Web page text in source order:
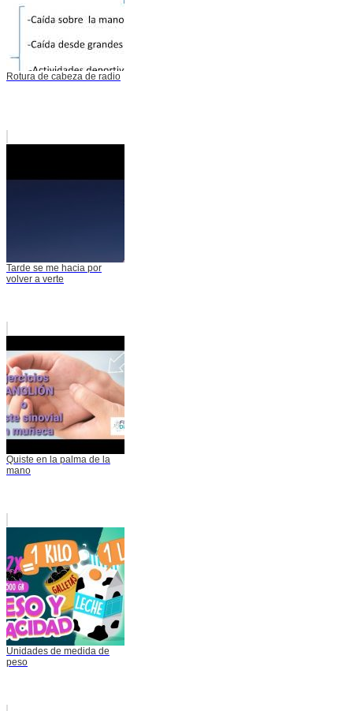
Rotura de cabeza de radio
Tarde se me hacia por
volver a verte
Quiste en la palma de la
mano
Unidades de medida de
peso